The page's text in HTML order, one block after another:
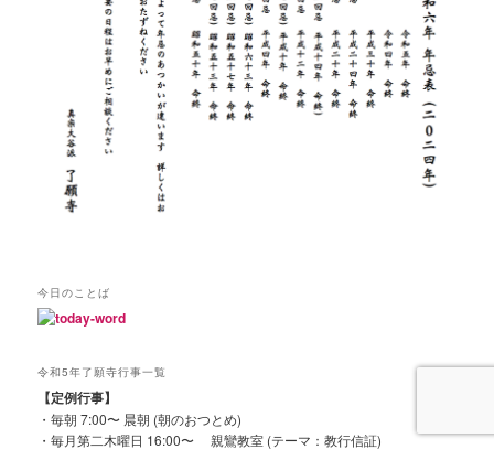
今日のことば
令和5年了願寺行事一覧
【定例行事】
・毎朝 7:00〜 晨朝 (朝のおつとめ)
・毎月第二木曜日 16:00〜 親鸞教室 (テーマ：教行信証)